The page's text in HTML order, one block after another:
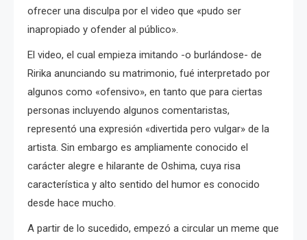
ofrecer una disculpa por el video que «pudo ser
inapropiado y ofender al público».
El video, el cual empieza imitando -o burlándose- de
Ririka anunciando su matrimonio, fué interpretado por
algunos como «ofensivo», en tanto que para ciertas
personas incluyendo algunos comentaristas,
representó una expresión «divertida pero vulgar» de la
artista. Sin embargo es ampliamente conocido el
carácter alegre e hilarante de Oshima, cuya risa
característica y alto sentido del humor es conocido
desde hace mucho.
A partir de lo sucedido, empezó a circular un meme que